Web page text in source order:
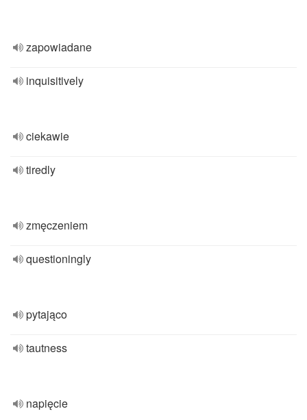
zapowiadane
inquisitively
ciekawie
tiredly
zmęczeniem
questioningly
pytająco
tautness
napięcie